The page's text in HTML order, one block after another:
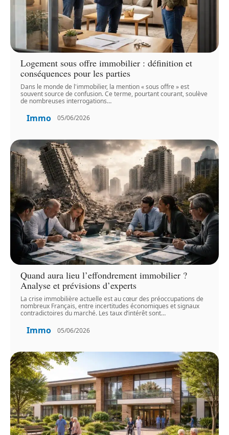
Logement sous offre immobilier : définition et
conséquences pour les parties
Dans le monde de l'immobilier, la mention « sous offre » est
souvent source de confusion. Ce terme, pourtant courant, soulève
de nombreuses interrogations…
Immo 05/06/2026
Quand aura lieu l’effondrement immobilier ?
Analyse et prévisions d’experts
La crise immobilière actuelle est au cœur des préoccupations de
nombreux Français, entre incertitudes économiques et signaux
contradictoires du marché. Les taux d’intérêt sont…
Immo 05/06/2026